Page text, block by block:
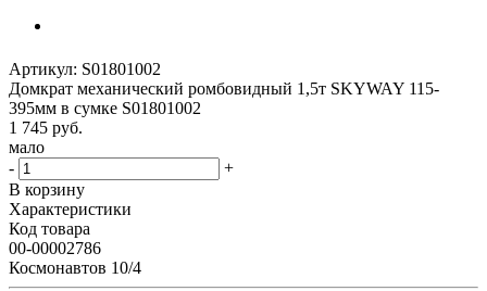
Артикул: S01801002
Домкрат механический ромбовидный 1,5т SKYWAY 115-
395мм в сумке S01801002
1 745 руб.
мало
-
+
В корзину
Характеристики
Код товара
00-00002786
Космонавтов 10/4